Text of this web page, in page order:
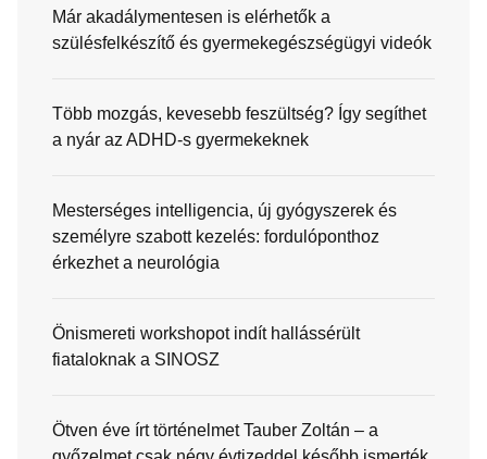
Már akadálymentesen is elérhetők a
szülésfelkészítő és gyermekegészségügyi videók
Több mozgás, kevesebb feszültség? Így segíthet
a nyár az ADHD-s gyermekeknek
Mesterséges intelligencia, új gyógyszerek és
személyre szabott kezelés: fordulóponthoz
érkezhet a neurológia
Önismereti workshopot indít hallássérült
fiataloknak a SINOSZ
Ötven éve írt történelmet Tauber Zoltán – a